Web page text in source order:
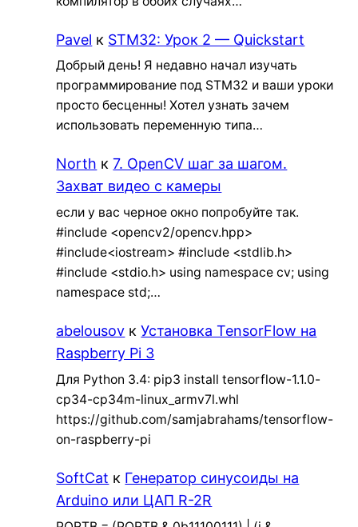
Pavel к STM32: Урок 2 — Quickstart
Добрый день! Я недавно начал изучать
программирование под STM32 и ваши уроки
просто бесценны! Хотел узнать зачем
использовать переменную типа…
North к7. OpenCV шаг за шагом.
Захват видео с камеры
если у вас черное окно попробуйте так.
#include <opencv2/opencv.hpp>
#include<iostream> #include <stdlib.h>
#include <stdio.h> using namespace cv; using
namespace std;…
abelousov кУстановка TensorFlow на
Raspberry Pi 3
Для Python 3.4: pip3 install tensorflow-1.1.0-
cp34-cp34m-linux_armv7l.whl
https://github.com/samjabrahams/tensorflow-
on-raspberry-pi
SoftCat к Генератор синусоиды на
Arduino или ЦАП R-2R